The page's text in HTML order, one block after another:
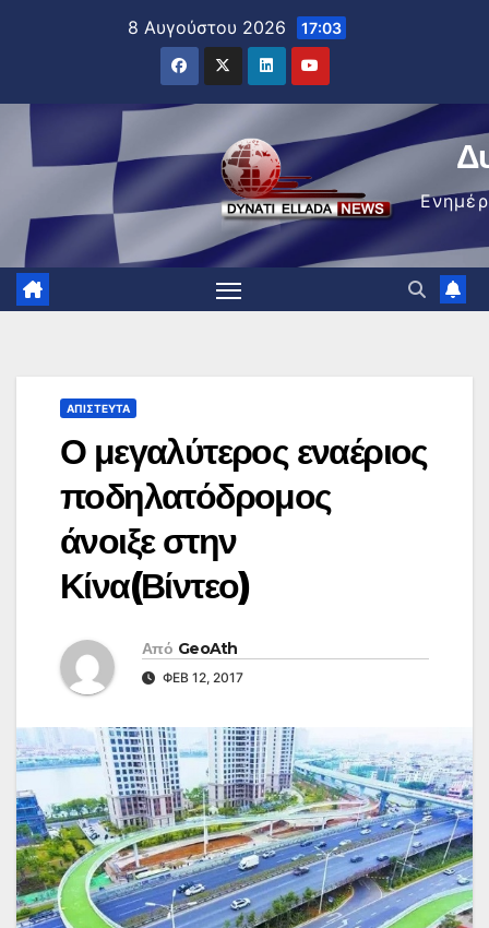
8 Αυγούστου 2026 17:03
ΑΠΊΣΤΕΥΤΑ
Ο μεγαλύτερος εναέριος
ποδηλατόδρομος
άνοιξε στην
Κίνα(Βίντεο)
Από GeoAth
ΦΕΒ 12, 2017